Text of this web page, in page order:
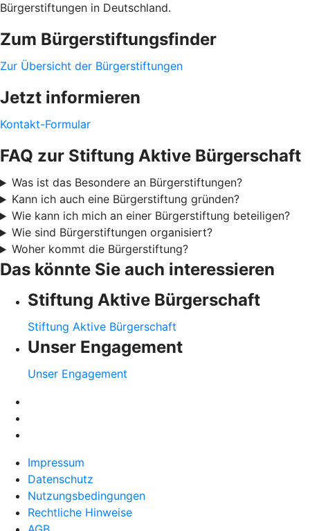
Bürgerstiftungen in Deutschland.
Zum Bürgerstiftungsfinder
Zur Übersicht der Bürgerstiftungen
Jetzt informieren
Kontakt-Formular
FAQ zur Stiftung Aktive Bürgerschaft
Was ist das Besondere an Bürgerstiftungen?
Kann ich auch eine Bürgerstiftung gründen?
Wie kann ich mich an einer Bürgerstiftung beteiligen?
Wie sind Bürgerstiftungen organisiert?
Woher kommt die Bürgerstiftung?
Das könnte Sie auch interessieren
Stiftung Aktive Bürgerschaft
Stiftung Aktive Bürgerschaft
Unser Engagement
Unser Engagement
Impressum
Datenschutz
Nutzungsbedingungen
Rechtliche Hinweise